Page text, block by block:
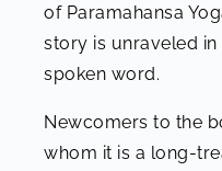
of Paramahansa
story is unraveled
spoken word.
Newcomers to the
whom it is a long-